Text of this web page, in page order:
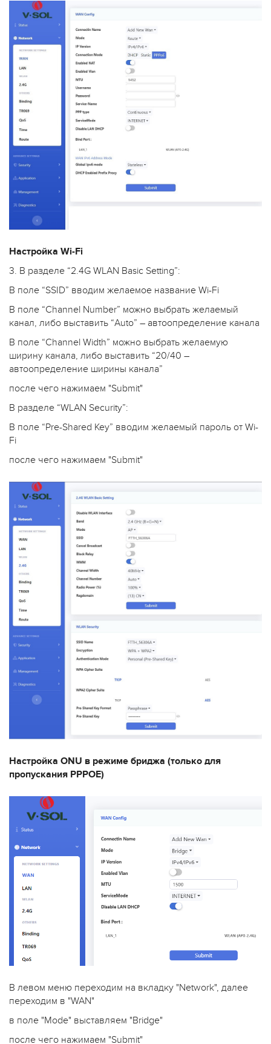
Настройка Wi-Fi
3. В разделе “2.4G WLAN Basic Setting”:
В поле “SSID” вводим желаемое название Wi-Fi
В поле “Channel Number” можно выбрать желаемый
канал, либо выставить “Auto” – автоопределение канала
В поле “Channel Width” можно выбрать желаемую
ширину канала, либо выставить “20/40 –
автоопределение ширины канала”
после чего нажимаем "Submit"
В разделе “WLAN Security”:
В поле “Pre-Shared Key” вводим желаемый пароль от Wi-
Fi
после чего нажимаем "Submit"
Настройка ONU в режиме бриджа (только для
пропускания PPPOE)
В левом меню переходим на вкладку "Network", далее
переходим в "WAN"
в поле "Mode" выставляем "Bridge"
после чего нажимаем "Submit"